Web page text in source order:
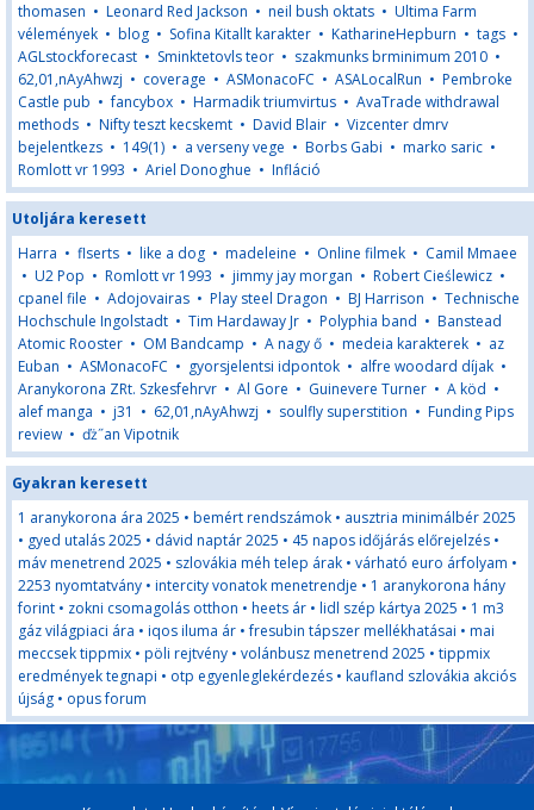
thomasen • Leonard Red Jackson • neil bush oktats • Ultima Farm
vélemények • blog • Sofina Kitallt karakter • KatharineHepburn • tags •
AGLstockforecast • Sminktetovls teor • szakmunks brminimum 2010 •
62,01,nAyAhwzj • coverage • ASMonacoFC • ASALocalRun • Pembroke
Castle pub •fancybox • Harmadik triumvirtus • AvaTrade withdrawal
methods • Nifty teszt kecskemt • David Blair • Vizcenter dmrv
bejelentkezs • 149(1) • a verseny vege • Borbs Gabi • marko saric •
Romlott vr 1993 • Ariel Donoghue • Infláció
Utoljára keresett
Harra • flserts • like a dog • madeleine • Online filmek • Camil Mmaee
• U2 Pop • Romlott vr 1993 • jimmy jay morgan • Robert Cieślewicz •
cpanel file • Adojovairas • Play steel Dragon • BJ Harrison • Technische
Hochschule Ingolstadt • Tim Hardaway Jr • Polyphia band • Banstead
Atomic Rooster • OM Bandcamp • A nagy ő • medeia karakterek • az
Euban • ASMonacoFC • gyorsjelentsi idpontok • alfre woodard díjak •
Aranykorona ZRt. Szkesfehrvr • Al Gore • Guinevere Turner • A köd •
alef manga • j31 • 62,01,nAyAhwzj • soulfly superstition • Funding Pips
review • ďż˝an Vipotnik
Gyakran keresett
1 aranykorona ára 2025 • bemért rendszámok • ausztria minimálbér 2025
• gyed utalás 2025 • dávid naptár 2025 • 45 napos időjárás előrejelzés •
máv menetrend 2025 • szlovákia méh telep árak • várható euro árfolyam •
2253 nyomtatvány • intercity vonatok menetrendje • 1 aranykorona hány
forint • zokni csomagolás otthon • heets ár • lidl szép kártya 2025 • 1 m3
gáz világpiaci ára • iqos iluma ár •fresubin tápszer mellékhatásai • mai
meccsek tippmix • pöli rejtvény • volánbusz menetrend 2025 • tippmix
eredmények tegnapi • otp egyenleglekérdezés • kaufland szlovákia akciós
újság • opus forum